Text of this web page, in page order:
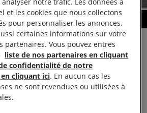
groupe
notre trafic. Les données à
et les cookies que nous collectons
pour personnaliser les annonces.
certaines informations sur votre
partenaires. Vous pouvez entres
liste de nos partenaires en cliquant
confidentialité de notre
cliquant ici. En aucun cas les
ne sont revendues ou utilisées à